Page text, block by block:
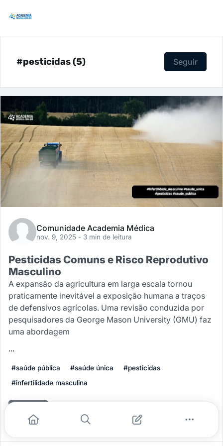
#pesticidas (5) Seguir
Comunidade Academia Médica
nov. 9, 2025 - 3 min de leitura
Pesticidas Comuns e Risco Reprodutivo
Masculino
A expansão da agricultura em larga escala tornou
praticamente inevitável a exposição humana a traços
de defensivos agrícolas. Uma revisão conduzida por
pesquisadores da George Mason University (GMU) faz
uma abordagem
...
#saúde pública #saúde única
#pesticidas
#infertilidade masculina
Leia mais